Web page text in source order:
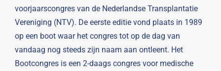
voorjaarscongres van de Nederlandse Transplantatie
Vereniging (NTV). De eerste editie vond plaats in 1989
op een boot waar het congres tot op de dag van
vandaag nog steeds zijn naam aan ontleent. Het
Bootcongres is een 2-daags congres voor medische